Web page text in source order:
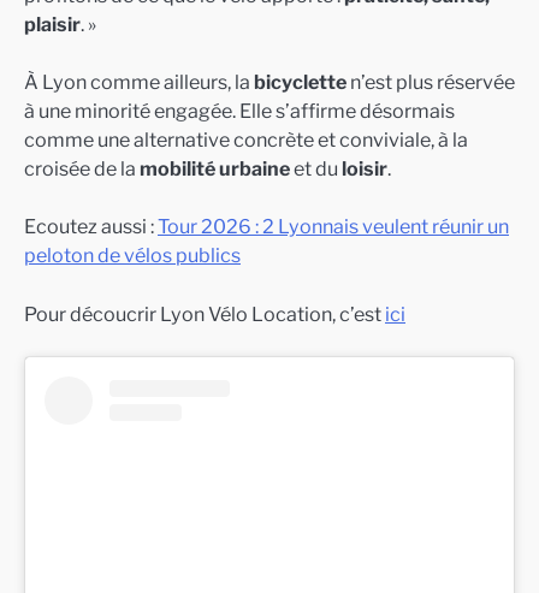
plaisir. »
À Lyon comme ailleurs, la bicyclette n’est plus réservée
à une minorité engagée. Elle s’affirme désormais
comme une alternative concrète et conviviale, à la
croisée de la mobilité urbaineet du loisir.
Ecoutez aussi :Tour 2026 : 2 Lyonnais veulent réunir un
peloton de vélos publics
Pour découcrir Lyon Vélo Location, c’est ici